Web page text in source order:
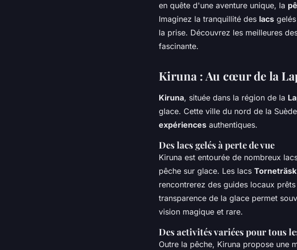
en quête d'une aventure unique, la
Imaginez la tranquillité des lacs
la prise. Découvrez les meilleures
fascinante.
Kiruna : Au cœur de la
Kiruna, située dans la région de la
glace. Cette ville du nord de la
expériences authentiques.
Des lacs gelés à perte de vue
Kiruna est entourée de nombreux
pêche sur glace. Les lacs Torneträsk
rencontrerez des guides locaux
transparence de la glace permet
vision magique et rare.
Des activités variées pour tous
Outre la pêche, Kiruna propose une